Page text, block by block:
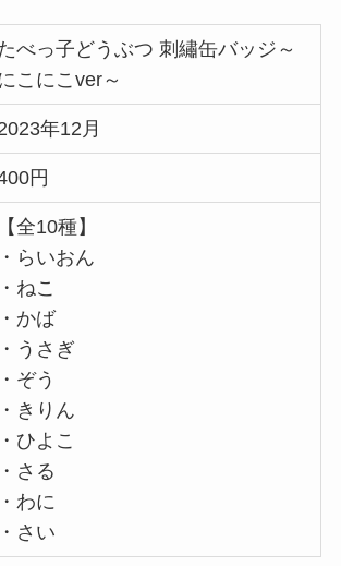
べっ子どうぶつ 刺繡缶バッジ～
こにこver～
年12月
円
【全10種】
・らいおん
・ねこ
・かば
・うさぎ
・ぞう
・きりん
・ひよこ
・さる
・わに
・さい